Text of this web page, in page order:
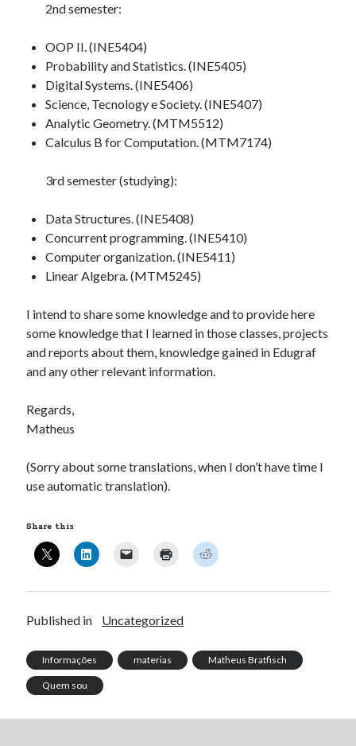
Recent Comments
Circuits and Digital Techniques – EEL5105
Timothybab
So, sharing informations…
Going back to Gnome Classic on Ubuntu 11.10
Stewartprecy
List, Data Structure
Ubuntu, VirtualBox 2.2 and USB
2nd semester:
OOP II. (INE5404)
Probability and Statistics. (INE5405)
Digital Systems. (INE5406)
Science, Tecnology e Society. (INE5407)
Analytic Geometry. (MTM5512)
Calculus B for Computation. (MTM7174)
3rd semester (studying):
Data Structures. (INE5408)
Concurrent programming. (INE5410)
Computer organization. (INE5411)
Linear Algebra. (MTM5245)
I intend to share some knowledge and to provide here
some knowledge that I learned in those classes, projects
and reports about them, knowledge gained in Edugraf
and any other relevant information.
Regards,
Matheus
(Sorry about some translations, when I don’t have time I
use automatic translation).
Share this
Published in Uncategorized
Informações materias Matheus Bratfisch
Quem sou